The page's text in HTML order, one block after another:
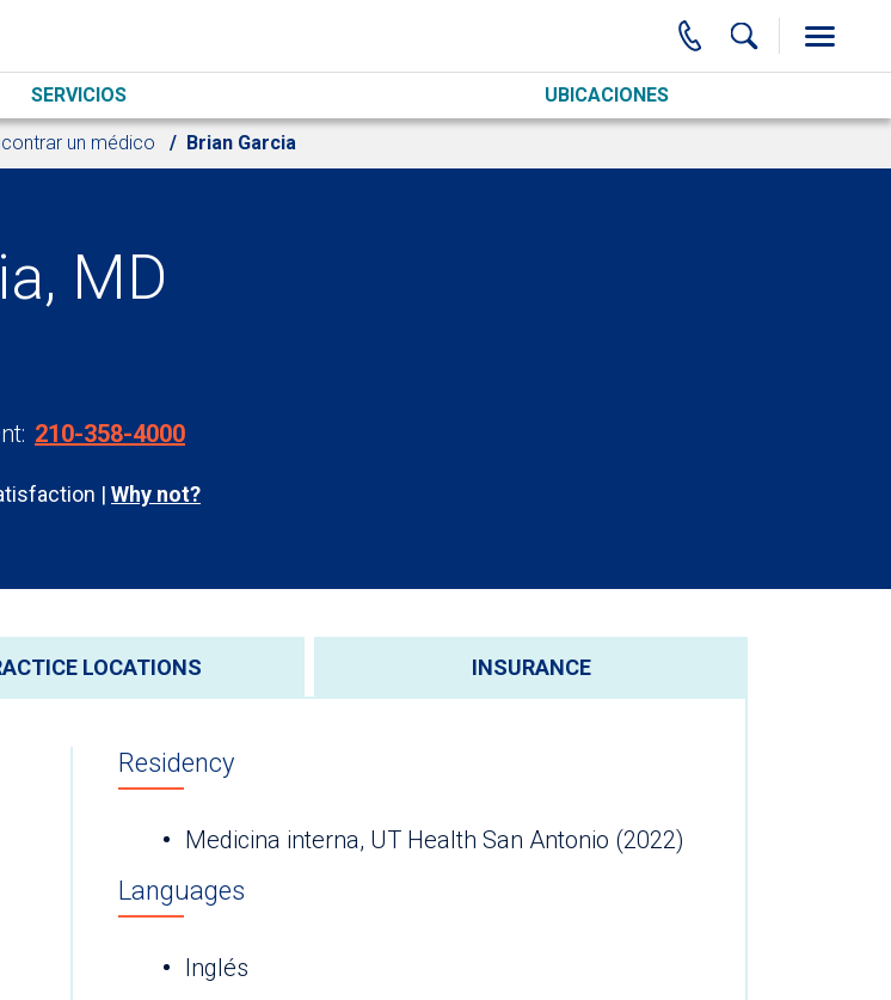
SERVICIOS UBICACIONES
un médico Brian Garcia
MD
210-358-4000
Why not?
LOCATIONS INSURANCE
Residency
Medicina interna, UT Health San Antonio (2022)
Languages
Inglés